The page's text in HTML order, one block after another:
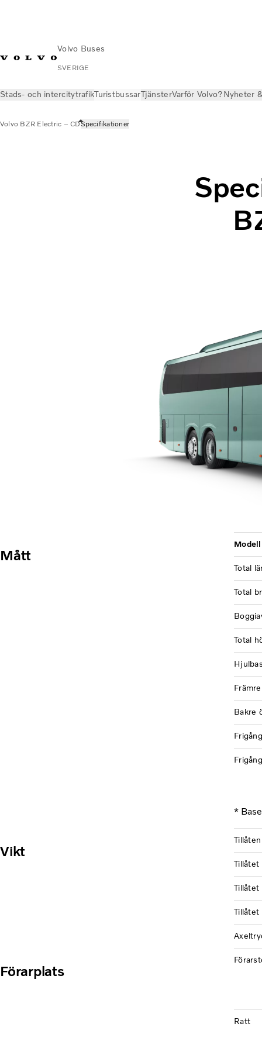
Volvo Buses
SVERIGE
Stads- och intercitytrafikTuristbussarTjänsterVarför Volvo?Nyheter
Volvo BZR Electric – CDSpecifikationer
Mått
Modell
Total
Total
Total
Hjulbas
Bakre
*
Vikt
Tillåtet
Tillåtet
Tillåtet
Förarplats
Ratt